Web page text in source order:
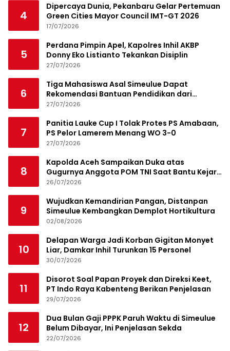
4
Dipercaya Dunia, Pekanbaru Gelar Pertemuan
Green Cities Mayor Council IMT-GT 2026
17/07/2026
5
Perdana Pimpin Apel, Kapolres Inhil AKBP
Donny Eko Listianto Tekankan Disiplin
27/07/2026
6
Tiga Mahasiswa Asal Simeulue Dapat
Rekomendasi Bantuan Pendidikan dari
Jamaluddin Idham
27/07/2026
7
Panitia Lauke Cup I Tolak Protes PS Amabaan,
PS Pelor Lamerem Menang WO 3-0
27/07/2026
8
Kapolda Aceh Sampaikan Duka atas
Gugurnya Anggota POM TNI Saat Bantu Kejar
Bandar Narkoba
26/07/2026
9
Wujudkan Kemandirian Pangan, Distanpan
Simeulue Kembangkan Demplot Hortikultura
02/08/2026
10
Delapan Warga Jadi Korban Gigitan Monyet
Liar, Damkar Inhil Turunkan 15 Personel
30/07/2026
11
Disorot Soal Papan Proyek dan Direksi Keet,
PT Indo Raya Kabenteng Berikan Penjelasan
29/07/2026
12
Dua Bulan Gaji PPPK Paruh Waktu di Simeulue
Belum Dibayar, Ini Penjelasan Sekda
22/07/2026